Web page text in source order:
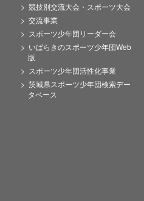
競技別交流大会・スポーツ大会
交流事業
スポーツ少年団リーダー会
いばらきのスポーツ少年団Web
版
スポーツ少年団活性化事業
茨城県スポーツ少年団検索デー
タベース